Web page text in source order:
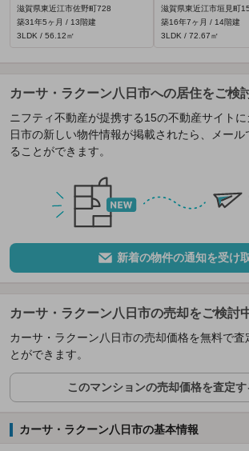
滋賀県東近江市佐野町728
築31年5ヶ月 / 13階建
3LDK / 56.12㎡
滋賀県東近江市垣見町
築16年7ヶ月 / 14階建
3LDK / 72.67㎡
カーサ・ラクーン八日市への居住をご検
ニフティ不動産が提携する15の不動産サイト
日市の新しい物件情報が掲載されたら、メール
ることができます。
新着の物件の通知を受け
カーサ・ラクーン八日市の売却をご検討
カーサ・ラクーン八日市の売却価格を無料で査
とができます。
このマンションの売却価格を査定す
カーサ・ラクーン八日市の基本情報